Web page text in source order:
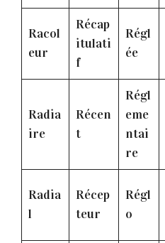
Racol
eur
Récap
itulati
f
Régl
ée
Radia
ire
Récen
t
Régl
eme
ntai
re
Radia
l
Récep
teur
Régl
o